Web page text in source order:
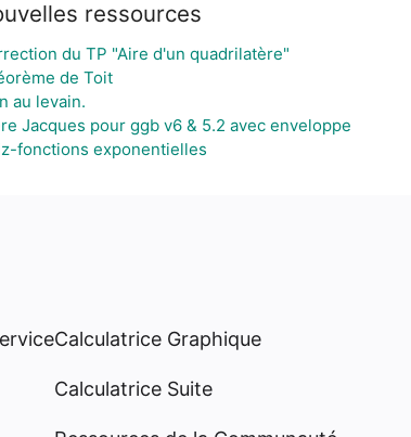
ressources
du TP "Aire d'un quadrilatère"
de Toit
au levain.
Jacques pour ggb v6 & 5.2 avec enveloppe
fonctions exponentielles
Calculatrice Graphique
Calculatrice Suite